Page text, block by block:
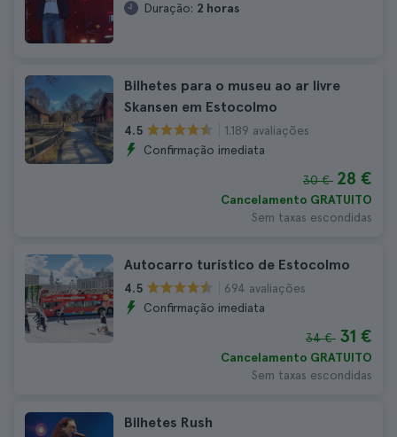
Duração: 2 horas
Bilhetes para o museu ao ar livre
Skansen em Estocolmo
4.5
1.189 avaliações
Confirmação imediata
30 € 28 €
Cancelamento GRATUITO
Sem taxas escondidas
Autocarro turístico de Estocolmo
4.5
694 avaliações
Confirmação imediata
34 € 31 €
Cancelamento GRATUITO
Sem taxas escondidas
Bilhetes Rush